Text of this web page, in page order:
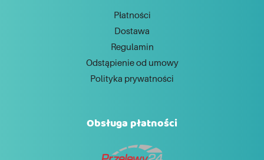
Płatności
Dostawa
Regulamin
Odstąpienie od umowy
Polityka prywatności
Obsługa płatności